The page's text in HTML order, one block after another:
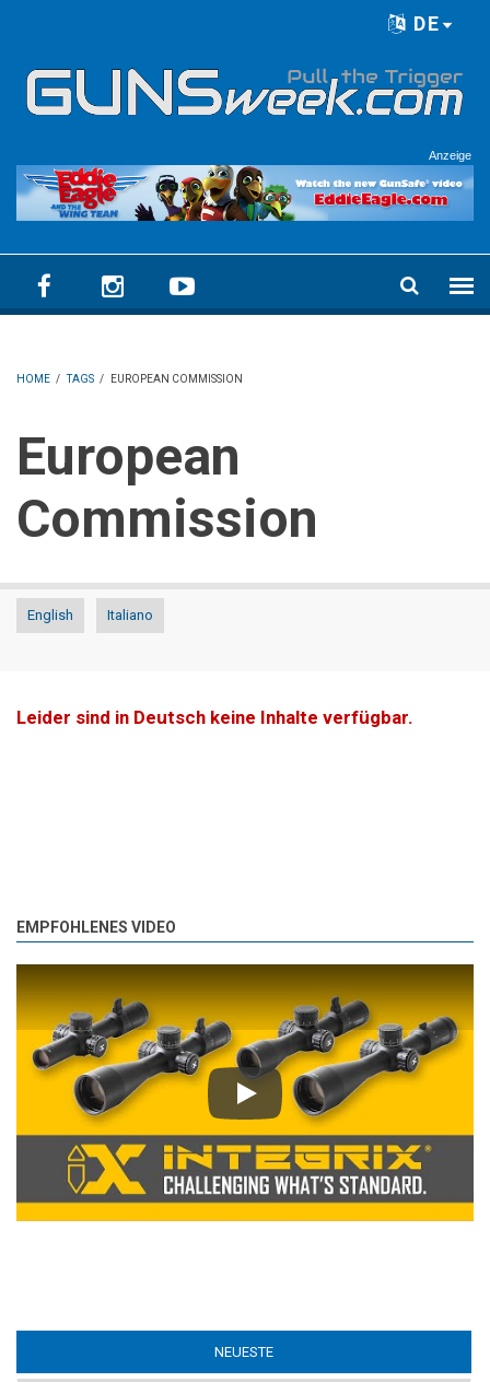
DE
Anzeige
HOME / TAGS / EUROPEAN COMMISSION
European
Commission
English Italiano
Leider sind in Deutsch keine Inhalte verfügbar.
EMPFOHLENES VIDEO
Play
NEUESTE